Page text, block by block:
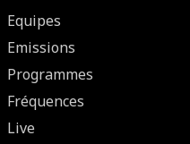
Equipes
Emissions
Programmes
Fréquences
Live